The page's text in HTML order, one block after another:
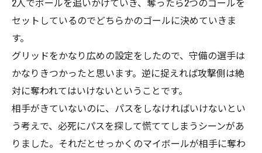
セットしているのでどちらかのゴールに決めていきま
す。
グリッドをかなり広めの設定をしたので、守備の選手は
かなりきつかったと思います。逆に捉えれば攻撃側は絶
対に奪われてはいけないということです。
相手がきていないのに、パスをしなければいけないとい
う考えで、必死にパスを探して慌ててしまうシーンがあ
りました。それだとせっかくのマイボールが相手に奪わ